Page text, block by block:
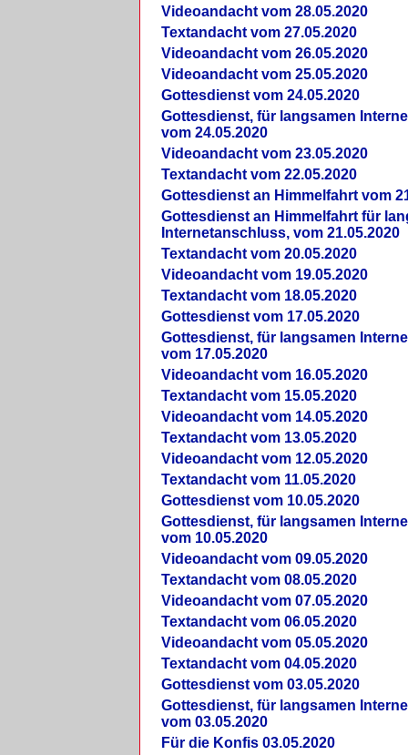
Videoandacht vom 28.05.2020
Textandacht vom 27.05.2020
Videoandacht vom 26.05.2020
Videoandacht vom 25.05.2020
Gottesdienst vom 24.05.2020
Gottesdienst, für langsamen
vom 24.05.2020
Videoandacht vom 23.05.2020
Textandacht vom 22.05.2020
Gottesdienst an Himmelfahrt vom
Gottesdienst an Himmelfahrt für
Internetanschluss, vom 21.05.2020
Textandacht vom 20.05.2020
Videoandacht vom 19.05.2020
Textandacht vom 18.05.2020
Gottesdienst vom 17.05.2020
Gottesdienst, für langsamen
vom 17.05.2020
Videoandacht vom 16.05.2020
Textandacht vom 15.05.2020
Videoandacht vom 14.05.2020
Textandacht vom 13.05.2020
Videoandacht vom 12.05.2020
Textandacht vom 11.05.2020
Gottesdienst vom 10.05.2020
Gottesdienst, für langsamen
vom 10.05.2020
Videoandacht vom 09.05.2020
Textandacht vom 08.05.2020
Videoandacht vom 07.05.2020
Textandacht vom 06.05.2020
Videoandacht vom 05.05.2020
Textandacht vom 04.05.2020
Gottesdienst vom 03.05.2020
Gottesdienst, für langsamen
vom 03.05.2020
Für die Konfis 03.05.2020